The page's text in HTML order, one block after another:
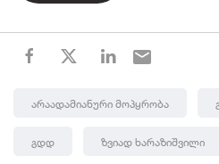
Არაადამიანური Მოპყრობა
Გდდ Ზვიად Ხარაზიშვილი